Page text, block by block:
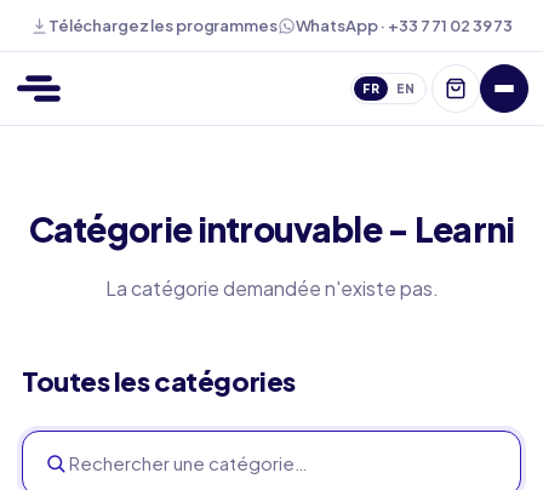
Téléchargez les programmes WhatsApp · +33 7 71 02 39 73
FR EN
Catégorie introuvable - Learni
La catégorie demandée n'existe pas.
Toutes les catégories